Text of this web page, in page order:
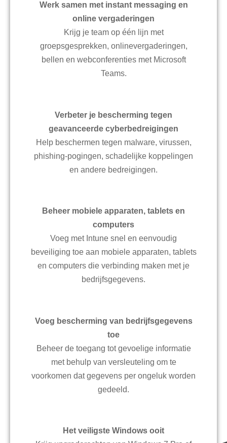
Werk samen met instant messaging en
online vergaderingen
Krijg je team op één lijn met
groepsgesprekken, onlinevergaderingen,
bellen en webconferenties met Microsoft
Teams.
Verbeter je bescherming tegen
geavanceerde cyberbedreigingen
Help beschermen tegen malware, virussen,
phishing-pogingen, schadelijke koppelingen
en andere bedreigingen.
Beheer mobiele apparaten, tablets en
computers
Voeg met Intune snel en eenvoudig
beveiliging toe aan mobiele apparaten, tablets
en computers die verbinding maken met je
bedrijfsgegevens.
Voeg bescherming van bedrijfsgegevens
toe
Beheer de toegang tot gevoelige informatie
met behulp van versleuteling om te
voorkomen dat gegevens per ongeluk worden
gedeeld.
Het veiligste Windows ooit